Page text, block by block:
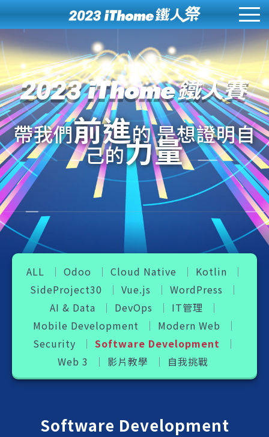
帶我們前進的 是想證明自
己的力量
ALL Odoo Cloud Native
Kotlin
SideProject30
Vue.js
WordPress
AI & Data
DevOps
IT管理
Mobile Development
Modern Web
Security
Software Development
Web 3
影片教學 自我挑戰
Software Development